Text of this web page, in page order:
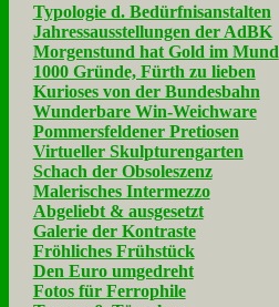
Typologie d. Bedürfnisanstalten
Jahressausstellungen der AdBK
Morgenstund hat Gold im Mund
1000 Gründe, Fürth zu lieben
Kurioses von der Bundesbahn
Wunderbare Win-Weichware
Pommersfeldener Pretiosen
Virtueller Skulpturengarten
Schach der Obsoleszenz
Malerisches Intermezzo
Abgeliebt & ausgesetzt
Galerie der Kontraste
Fröhliches Frühstück
Den Euro umgedreht
Fotos für Ferrophile